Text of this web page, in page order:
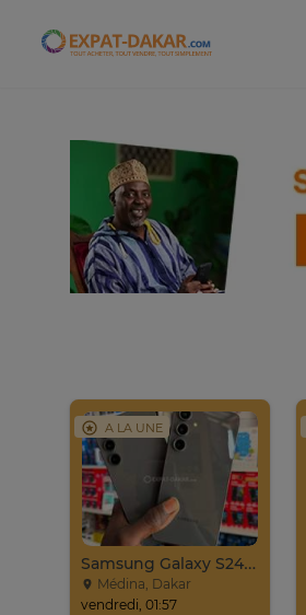
Expat-Dakar
A LA UNE
Samsung Galaxy S24 Venant 128go Ram 8go 5g
Médina, Dakar
vendredi, 01:57